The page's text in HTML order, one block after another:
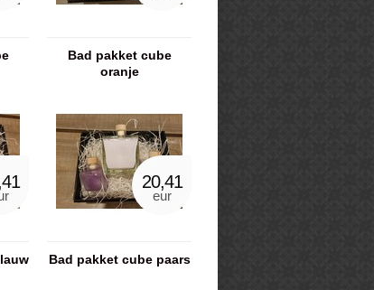
Bad pakket cube
oranje
20,41
eur
Bad pakket cube paars